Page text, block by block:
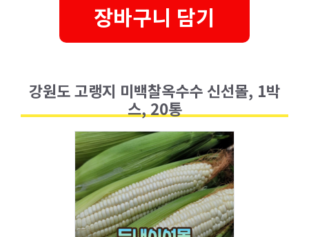
장바구니 담기
강원도 고랭지 미백찰옥수수 신선몰, 1박
스, 20통